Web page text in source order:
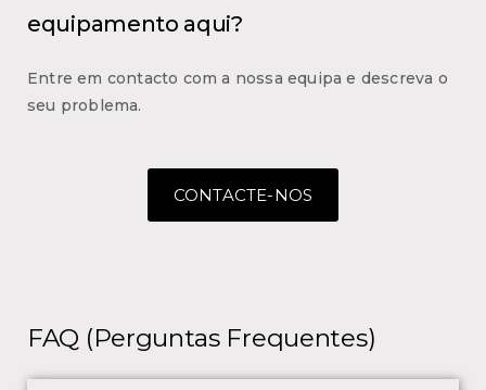
equipamento aqui?
Entre em contacto com a nossa equipa e descreva o
seu problema.
CONTACTE-NOS
FAQ (Perguntas Frequentes)